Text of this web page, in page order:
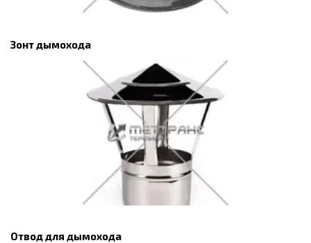
Зонт дымохода
Отвод для дымохода